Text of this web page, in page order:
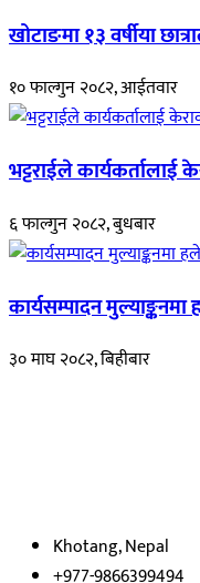
खोटाङमा १३ वर्षीया
१० फाल्गुन २०८२, आईतवार
भट्टराईले कार्यकर्तालाई
६ फाल्गुन २०८२, बुधबार
कार्यसम्पादन
३० माघ २०८२, बिहीबार
Khotang, Nepal